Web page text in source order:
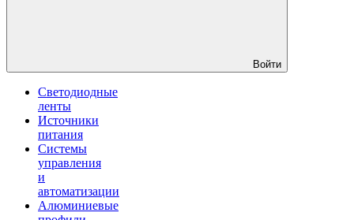
Войти
Светодиодные
ленты
Источники
питания
Системы
управления
и
автоматизации
Алюминиевые